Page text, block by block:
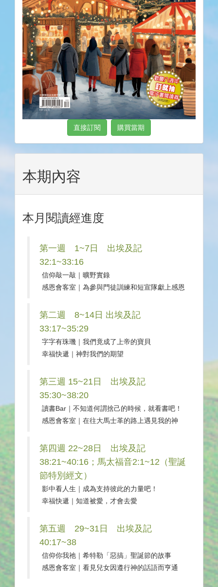
直接訂閱 購買當期
本期內容
本月閱讀經進度
第一週 1~7日 出埃及記
32:1~33:16
信仰敲一敲｜曠野實錄
感恩會客室｜為參與門徒訓練和短宣隊獻上感恩
第二週 8~14日 出埃及記
33:17~35:29
字字有珠璣｜我們竟成了上帝的寶貝
幸福快遞｜神對我們的期望
第三週 15~21日 出埃及記
35:30~38:20
讀書Bar｜不知道何謂捨己的時候，就看書吧！
感恩會客室｜在往大馬士革的路上遇見我的神
第四週 22~28日 出埃及記
38:21~40:16；馬太福音2:1~12（聖誕
節特別經文）
影中看人生｜成為支持彼此的力量吧！
幸福快遞｜知道被愛，才會去愛
第五週 29~31日 出埃及記
40:17~38
信仰你我祂｜希特勒「惡搞」聖誕節的故事
感恩會客室｜看見兒女因遵行神的話語而亨通